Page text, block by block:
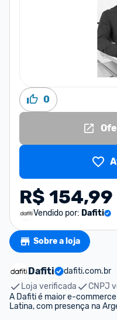
0
R$ 154,99
Vendido por: Dafiti
Sobre a loja
Dafiti
dafiti.com.br
Loja verificada
CNPJ
A Dafiti é maior e-
Latina, com presença na